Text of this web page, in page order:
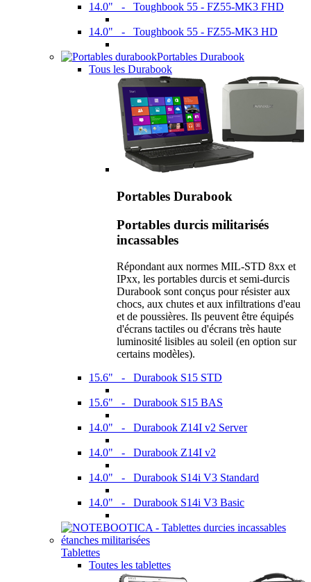
14.0" - Toughbook 55 - FZ55-MK3 FHD
14.0" - Toughbook 55 - FZ55-MK3 HD
Portables Durabook
Tous les Durabook
Portables Durabook
Portables durcis militarisés
incassables
Répondant aux normes MIL-STD 8xx et
IPxx, les portables durcis et semi-durcis
Durabook sont conçus pour résister aux
chocs, aux chutes et aux infiltrations d'eau
et de poussières. Ils peuvent être équipés
d'écrans tactiles ou d'écrans très haute
luminosité lisibles au soleil (en option sur
certains modèles).
15.6" - Durabook S15 STD
15.6" - Durabook S15 BAS
14.0" - Durabook Z14I v2 Server
14.0" - Durabook Z14I v2
14.0" - Durabook S14i V3 Standard
14.0" - Durabook S14i V3 Basic
Tablettes
Toutes les tablettes